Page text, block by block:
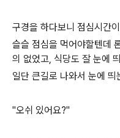
구경을 하다보니 점심시간
슬슬 점심을 먹어야할텐데
의 없었고, 식당도 잘 눈에
일단 큰길로 나와서 눈에
"오쉬 있어요?"